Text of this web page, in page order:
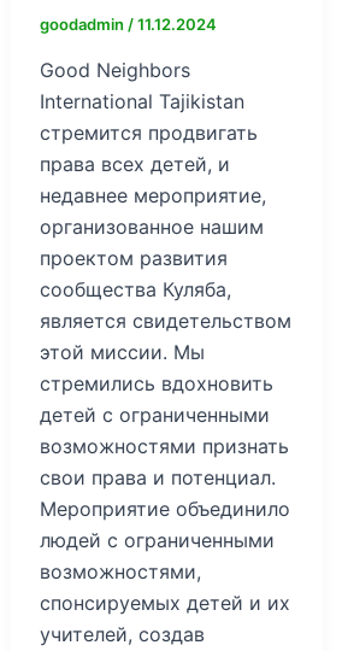
goodadmin /11.12.2024
Good Neighbors
International Tajikistan
стремится продвигать
права всех детей, и
недавнее мероприятие,
организованное нашим
проектом развития
сообщества Куляба,
является свидетельством
этой миссии. Мы
стремились вдохновить
детей с ограниченными
возможностями признать
свои права и потенциал.
Мероприятие объединило
людей с ограниченными
возможностями,
спонсируемых детей и их
учителей, создав